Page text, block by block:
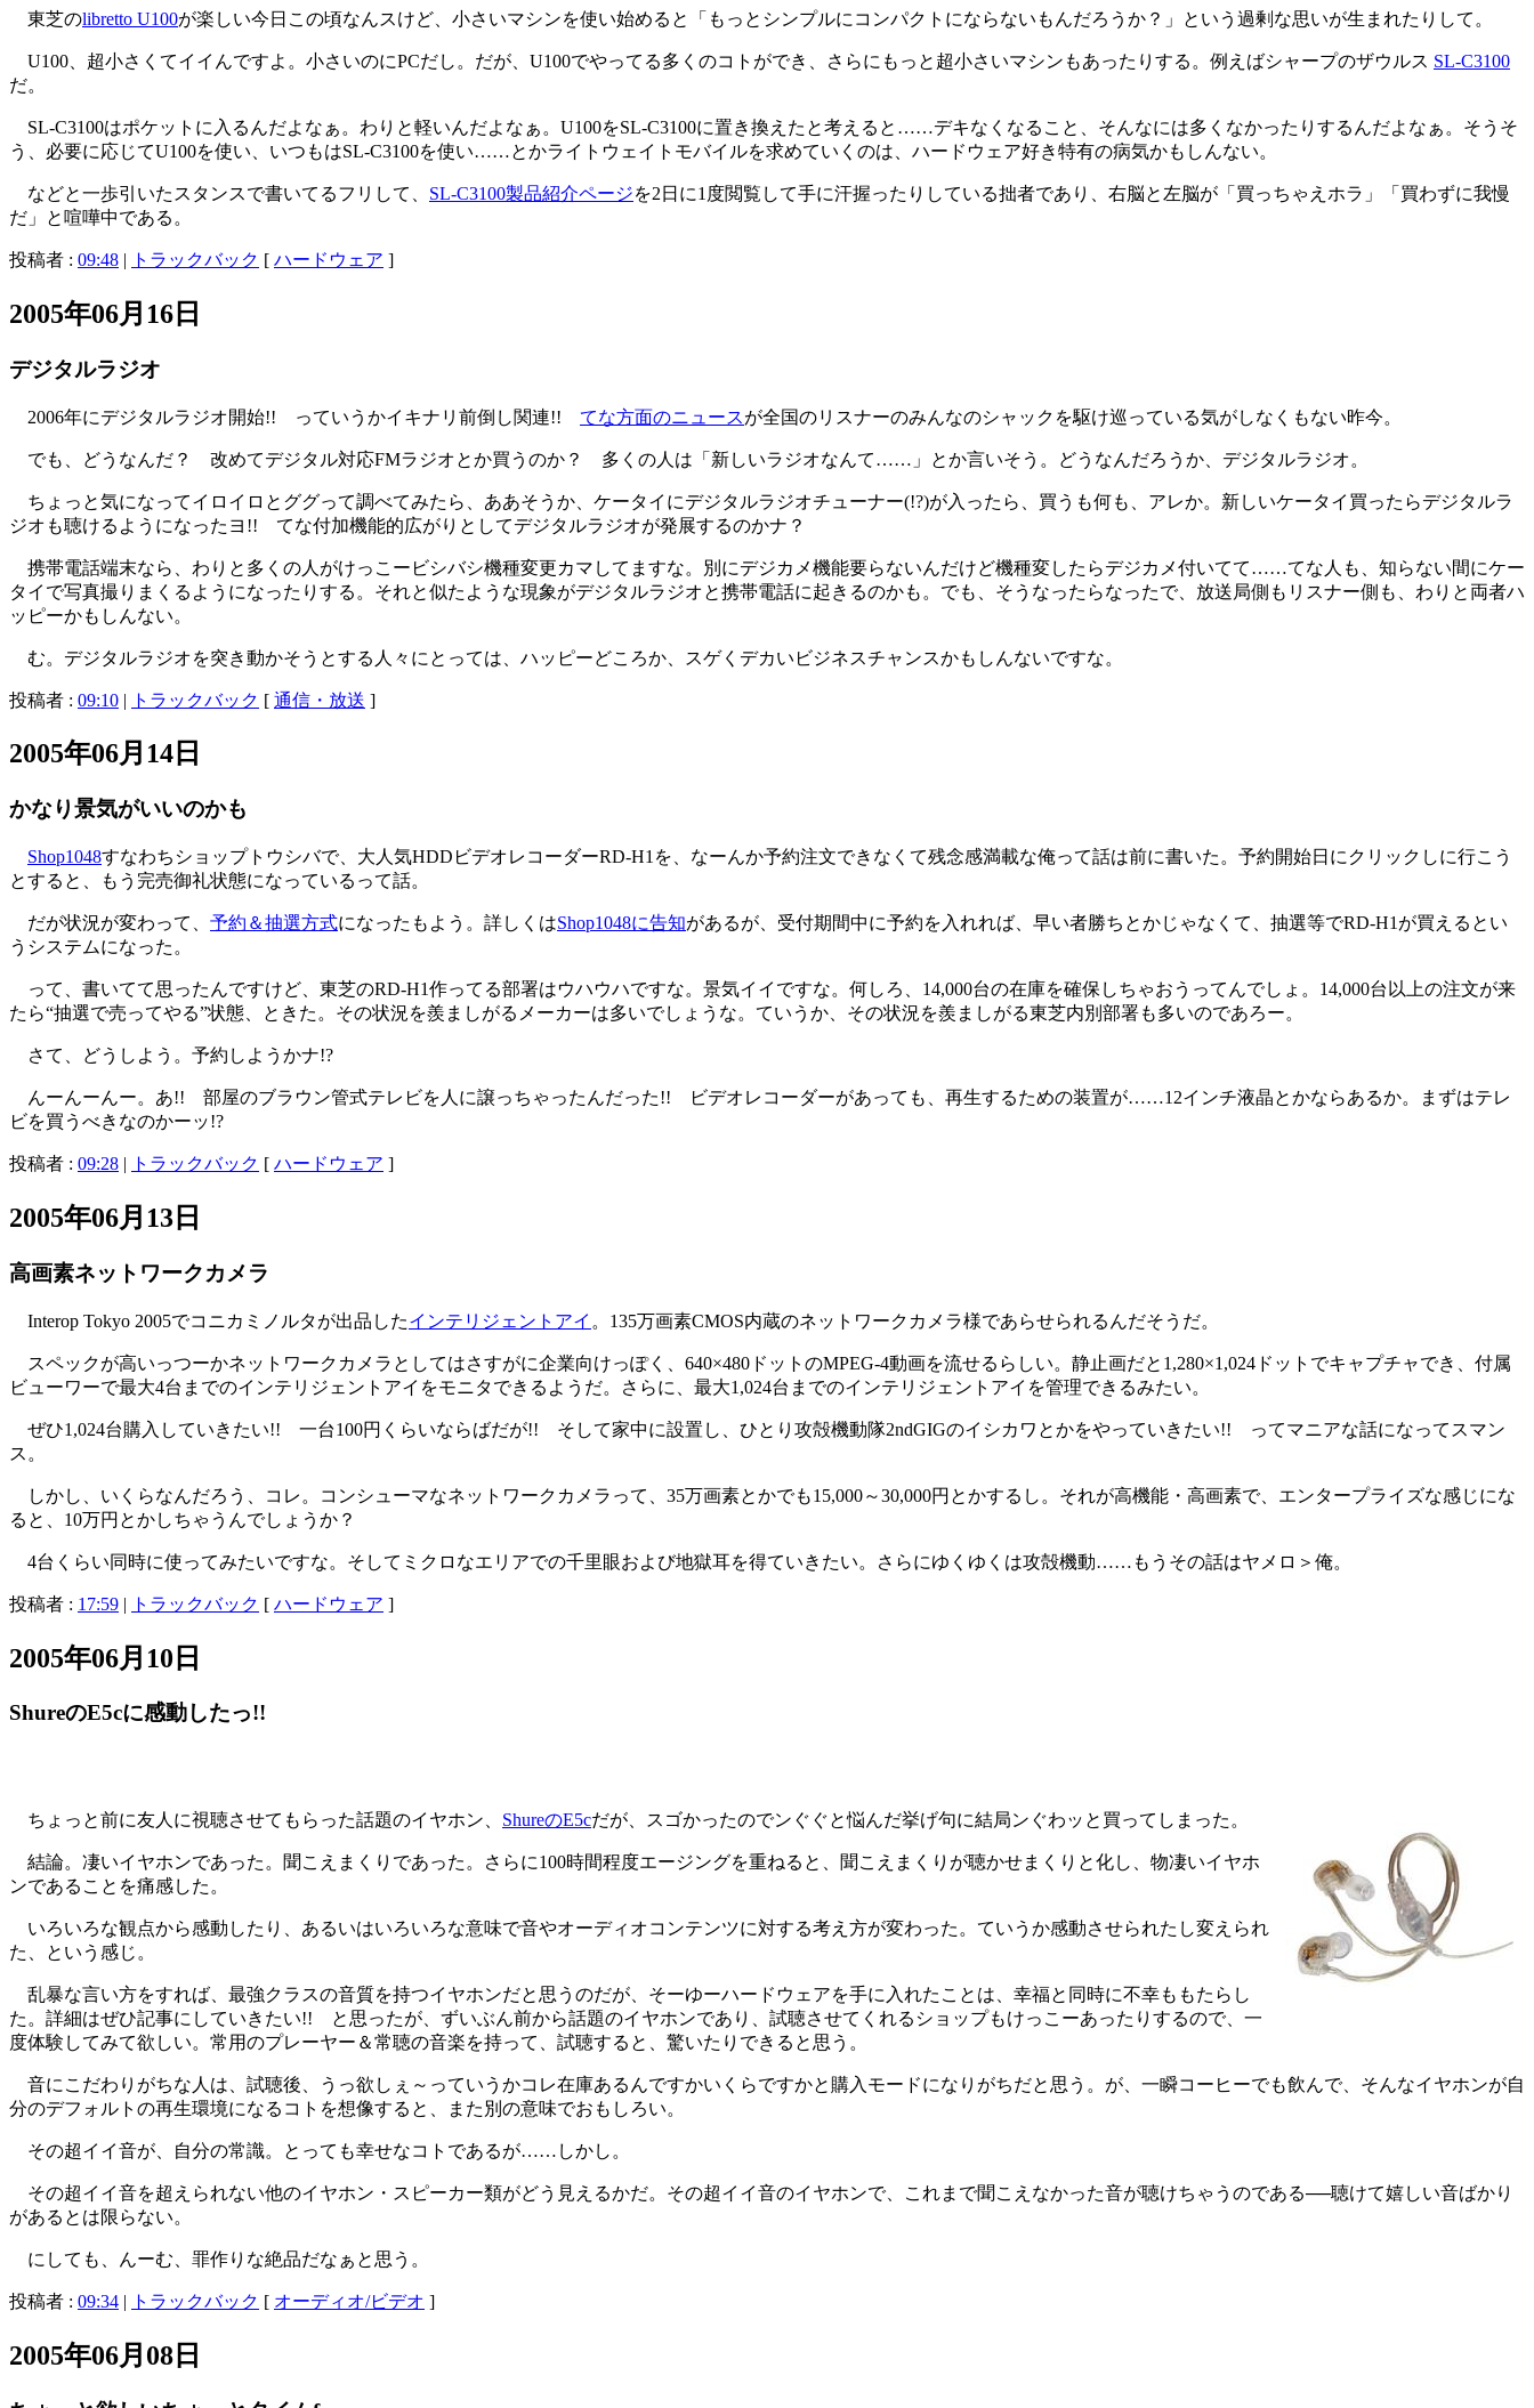
東芝のlibretto U100が楽しい今日この頃なんスけど、小さいマシンを使い始めると「もっとシンプルにコンパクトにならないもんだろうか？」という過剰な思いが生まれたりして。
U100、超小さくてイイんですよ。小さいのにPCだし。だが、U100でやってる多くのコトができ、さらにもっと超小さいマシンもあったりする。例えばシャープのザウルス SL-C3100
だ。
SL-C3100はポケットに入るんだよなぁ。わりと軽いんだよなぁ。U100をSL-C3100に置き換えたと考えると……デキなくなること、そんなには多くなかったりするんだよなぁ。そうそ
う、必要に応じてU100を使い、いつもはSL-C3100を使い……とかライトウェイトモバイルを求めていくのは、ハードウェア好き特有の病気かもしんない。
などと一歩引いたスタンスで書いてるフリして、 SL-C3100製品紹介ページを2日に1度閲覧して手に汗握ったりしている拙者であり、右脳と左脳が「買っちゃえホラ」「買わずに我慢
だ」と喧嘩中である。
投稿者 : 09:48 | トラックバック [ ハードウェア ]
2005年06月16日
デジタルラジオ
2006年にデジタルラジオ開始!! っていうかイキナリ前倒し関連!! てな方面のニュースが全国のリスナーのみんなのシャックを駆け巡っている気がしなくもない昨今。
でも、どうなんだ？ 改めてデジタル対応FMラジオとか買うのか？ 多くの人は「新しいラジオなんて……」とか言いそう。どうなんだろうか、デジタルラジオ。
ちょっと気になってイロイロとググって調べてみたら、ああそうか、ケータイにデジタルラジオチューナー(!?)が入ったら、買うも何も、アレか。新しいケータイ買ったらデジタルラ
ジオも聴けるようになったヨ!! てな付加機能的広がりとしてデジタルラジオが発展するのかナ？
携帯電話端末なら、わりと多くの人がけっこービシバシ機種変更カマしてますな。別にデジカメ機能要らないんだけど機種変したらデジカメ付いてて……てな人も、知らない間にケー
タイで写真撮りまくるようになったりする。それと似たような現象がデジタルラジオと携帯電話に起きるのかも。でも、そうなったらなったで、放送局側もリスナー側も、わりと両者ハ
ッピーかもしんない。
む。デジタルラジオを突き動かそうとする人々にとっては、ハッピーどころか、スゲくデカいビジネスチャンスかもしんないですな。
投稿者 : 09:10 | トラックバック [ 通信・放送 ]
2005年06月14日
かなり景気がいいのかも
Shop1048すなわちショップトウシバで、大人気HDDビデオレコーダーRD-H1を、なーんか予約注文できなくて残念感満載な俺って話は前に書いた。予約開始日にクリックしに行こう
とすると、もう完売御礼状態になっているって話。
だが状況が変わって、 予約＆抽選方式になったもよう。詳しくはShop1048に告知があるが、受付期間中に予約を入れれば、早い者勝ちとかじゃなくて、抽選等でRD-H1が買えるとい
うシステムになった。
って、書いてて思ったんですけど、東芝のRD-H1作ってる部署はウハウハですな。景気イイですな。何しろ、14,000台の在庫を確保しちゃおうってんでしょ。14,000台以上の注文が来
たら“抽選で売ってやる”状態、ときた。その状況を羨ましがるメーカーは多いでしょうな。ていうか、その状況を羨ましがる東芝内別部署も多いのであろー。
さて、どうしよう。予約しようかナ!?
んーんーんー。あ!! 部屋のブラウン管式テレビを人に譲っちゃったんだった!! ビデオレコーダーがあっても、再生するための装置が……12インチ液晶とかならあるか。まずはテレ
ビを買うべきなのかーッ!?
投稿者 : 09:28 | トラックバック [ ハードウェア ]
2005年06月13日
高画素ネットワークカメラ
Interop Tokyo 2005でコニカミノルタが出品したインテリジェントアイ 。135万画素CMOS内蔵のネットワークカメラ様であらせられるんだそうだ。
スペックが高いっつーかネットワークカメラとしてはさすがに企業向けっぽく、640×480ドットのMPEG-4動画を流せるらしい。静止画だと1,280×1,024ドットでキャプチャでき、付属
ビューワーで最大4台までのインテリジェントアイをモニタできるようだ。さらに、最大1,024台までのインテリジェントアイを管理できるみたい。
ぜひ1,024台購入していきたい!! 一台100円くらいならばだが!! そして家中に設置し、ひとり攻殻機動隊2ndGIGのイシカワとかをやっていきたい!! ってマニアな話になってスマン
ス。
しかし、いくらなんだろう、コレ。コンシューマなネットワークカメラって、35万画素とかでも15,000～30,000円とかするし。それが高機能・高画素で、エンタープライズな感じにな
ると、10万円とかしちゃうんでしょうか？
4台くらい同時に使ってみたいですな。そしてミクロなエリアでの千里眼および地獄耳を得ていきたい。さらにゆくゆくは攻殻機動……もうその話はヤメロ＞俺。
投稿者 : 17:59 | トラックバック [ ハードウェア ]
2005年06月10日
ShureのE5cに感動したっ!!
ちょっと前に友人に視聴させてもらった話題のイヤホン、 ShureのE5cだが、スゴかったのでンぐぐと悩んだ挙げ句に結局ンぐわッと買ってしまった。
結論。凄いイヤホンであった。聞こえまくりであった。さらに100時間程度エージングを重ねると、聞こえまくりが聴かせまくりと化し、物凄いイヤホ
ンであることを痛感した。
いろいろな観点から感動したり、あるいはいろいろな意味で音やオーディオコンテンツに対する考え方が変わった。ていうか感動させられたし変えられ
た、という感じ。
乱暴な言い方をすれば、最強クラスの音質を持つイヤホンだと思うのだが、そーゆーハードウェアを手に入れたことは、幸福と同時に不幸ももたらし
た。詳細はぜひ記事にしていきたい!! と思ったが、ずいぶん前から話題のイヤホンであり、試聴させてくれるショップもけっこーあったりするので、一
度体験してみて欲しい。常用のプレーヤー＆常聴の音楽を持って、試聴すると、驚いたりできると思う。
音にこだわりがちな人は、試聴後、うっ欲しぇ～っていうかコレ在庫あるんですかいくらですかと購入モードになりがちだと思う。が、一瞬コーヒーでも飲んで、そんなイヤホンが自
分のデフォルトの再生環境になるコトを想像すると、また別の意味でおもしろい。
その超イイ音が、自分の常識。とっても幸せなコトであるが……しかし。
その超イイ音を超えられない他のイヤホン・スピーカー類がどう見えるかだ。その超イイ音のイヤホンで、これまで聞こえなかった音が聴けちゃうのである──聴けて嬉しい音ばかり
があるとは限らない。
にしても、んーむ、罪作りな絶品だなぁと思う。
投稿者 : 09:34 | トラックバック [ オーディオ/ビデオ ]
2005年06月08日